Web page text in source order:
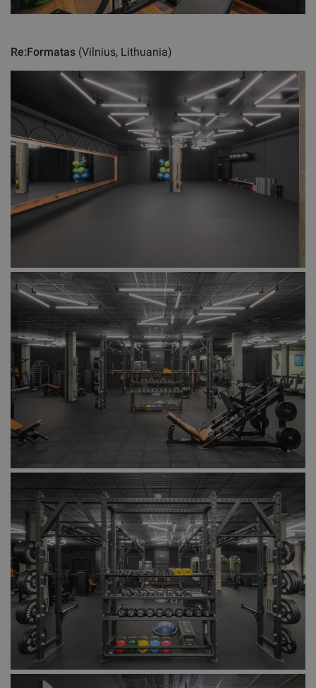
Re:Formatas (Vilnius, Lithuania)